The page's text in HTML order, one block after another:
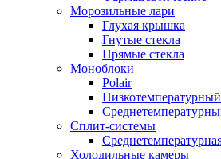
Морозильные лари
Глухая крышка
Гнутые стекла
Прямые стекла
Моноблоки
Polair
Сплит-системы
Холодильные камеры